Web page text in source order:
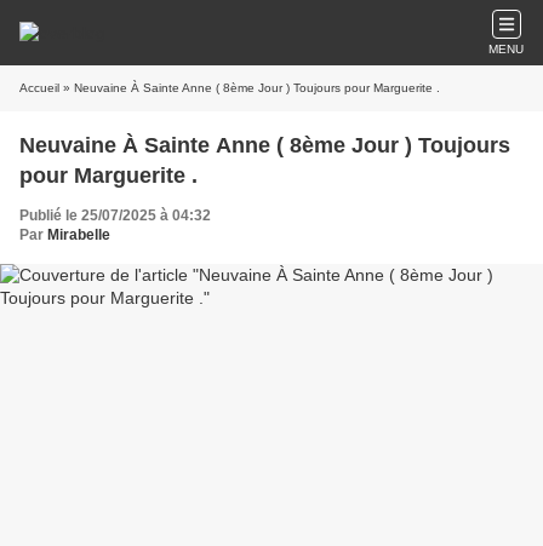
MENU
Accueil » Neuvaine À Sainte Anne ( 8ème Jour ) Toujours pour Marguerite .
Neuvaine À Sainte Anne ( 8ème Jour ) Toujours
pour Marguerite .
Publié le 25/07/2025 à 04:32
Par Mirabelle